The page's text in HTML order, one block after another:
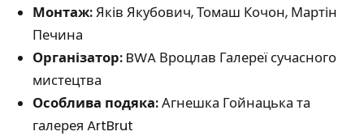
Монтаж:Яків Якубович, Томаш Кочон, Мартін
Печина
Організатор: BWA Вроцлав Галереї сучасного
мистецтва
Особлива подяка:Агнешка Гойнацька та
галерея ArtBrut